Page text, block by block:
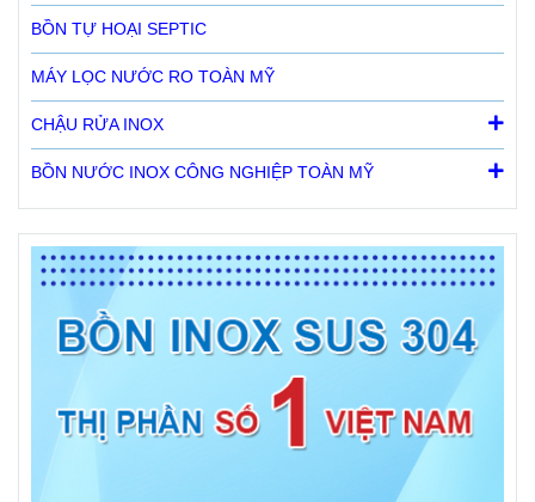
BỒN TỰ HOẠI SEPTIC
MÁY LỌC NƯỚC RO TOÀN MỸ
CHẬU RỬA INOX
BỒN NƯỚC INOX CÔNG NGHIỆP TOÀN MỸ